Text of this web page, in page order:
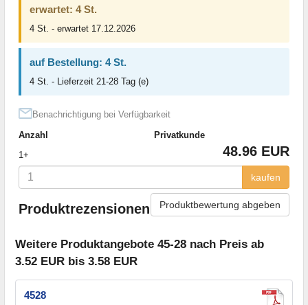
erwartet: 4 St.
4 St. - erwartet 17.12.2026
auf Bestellung: 4 St.
4 St. - Lieferzeit 21-28 Tag (e)
Benachrichtigung bei Verfügbarkeit
Anzahl
Privatkunde
1+
48.96 EUR
kaufen
Produktrezensionen Produktbewertung abgeben
Weitere Produktangebote 45-28 nach Preis ab
3.52 EUR bis 3.58 EUR
4528